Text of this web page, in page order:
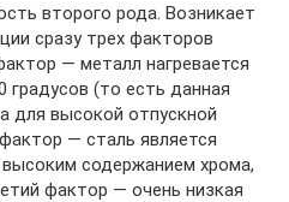
второго рода. Возникает
сразу трех факторов
— металл нагревается
(то есть данная
для высокой отпускной
— сталь является
содержанием хрома,
фактор — очень низкая